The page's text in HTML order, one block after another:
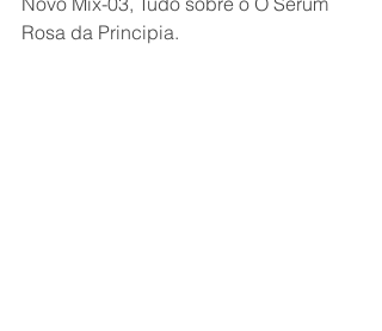
Rosa da Principia.